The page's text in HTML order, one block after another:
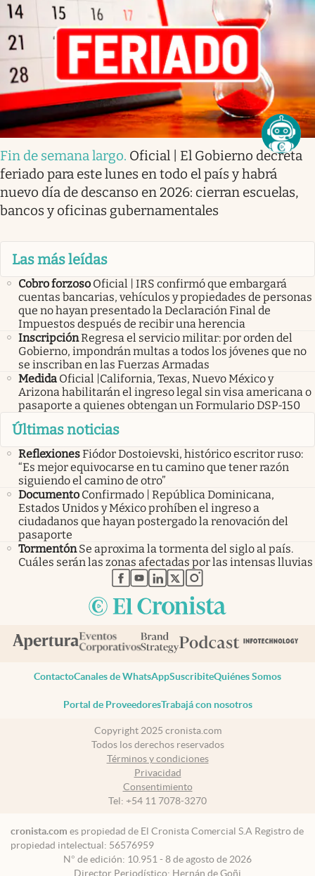
Fin de semana largo. Oficial | El Gobierno decreta
feriado para este lunes en todo el país y habrá
nuevo día de descanso en 2026: cierran escuelas,
bancos y oficinas gubernamentales
Las más leídas
Cobro forzoso Oficial | IRS confirmó que embargará
cuentas bancarias, vehículos y propiedades de personas
que no hayan presentado la Declaración Final de
Impuestos después de recibir una herencia
InscripciónRegresa el servicio militar: por orden del
Gobierno, impondrán multas a todos los jóvenes que no
se inscriban en las Fuerzas Armadas
Medida Oficial |California, Texas, Nuevo México y
Arizona habilitarán el ingreso legal sin visa americana o
pasaporte a quienes obtengan un Formulario DSP-150
Últimas noticias
ReflexionesFiódor Dostoievski, histórico escritor ruso:
“Es mejor equivocarse en tu camino que tener razón
siguiendo el camino de otro”
Documento Confirmado | República Dominicana,
Estados Unidos y México prohíben el ingreso a
ciudadanos que hayan postergado la renovación del
pasaporte
Tormentón Se aproxima la tormenta del siglo al país.
Cuáles serán las zonas afectadas por las intensas lluvias
abre en nueva pestaña
abre en nueva pestaña
abre en nueva pestaña
abre en nueva pestaña
abre en nueva pestaña
ContactoCanales de WhatsAppSuscribiteQuiénes Somos
Portal de ProveedoresTrabajá con nosotros
Copyright 2025 cronista.com
Todos los derechos reservados
Términos y condiciones
Privacidad
Consentimiento
Tel: +54 11 7078-3270
cronista.com es propiedad de El Cronista Comercial S.A Registro de
propiedad intelectual: 56576959
N° de edición: 10.951 - 8 de agosto de 2026
Director Periodístico: Hernán de Goñi